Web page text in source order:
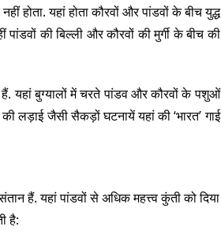
होता. यहां होता कौरवों और पांडवों के बीच युद्ध
की बिल्ली और कौरवों की मुर्गी के बीच की
यहां बुग्यालों में चरते पांडव और कौरवों के पशुओं
जैसी सैकड़ों घटनायें यहां की ‘भारत’ गाई
हैं. यहां पांडवों से अधिक महत्त्व कुंती को दिया
है: